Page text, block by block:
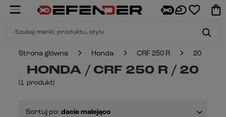
Strona główna Honda CRF 250 R 20
HONDA / CRF 250 R / 20
(1 produkt)
Sortuj po: dacie malejąco